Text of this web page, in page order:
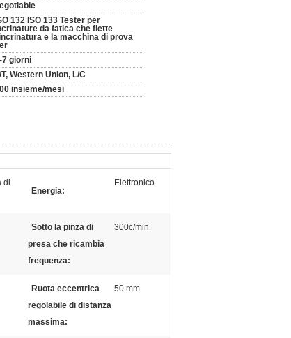
132 ISO 133 Tester per
da fatica che flette
e la macchina di prova
7 giorni
T, Western Union, L/C
insieme/mesi
di
Energia:
Elettronico
Sotto la pinza di
presa che ricambia
frequenza:
300c/min
Ruota eccentrica
regolabile di distanza
massima:
50 mm